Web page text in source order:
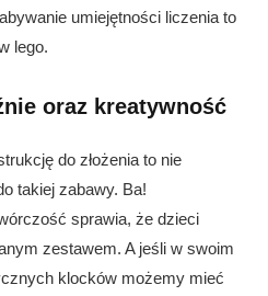
umiejętności liczenia to
lego.
oraz kreatywność
do złożenia to nie
takiej zabawy. Ba!
sprawia, że dzieci
zestawem. A jeśli w swoim
klocków możemy mieć